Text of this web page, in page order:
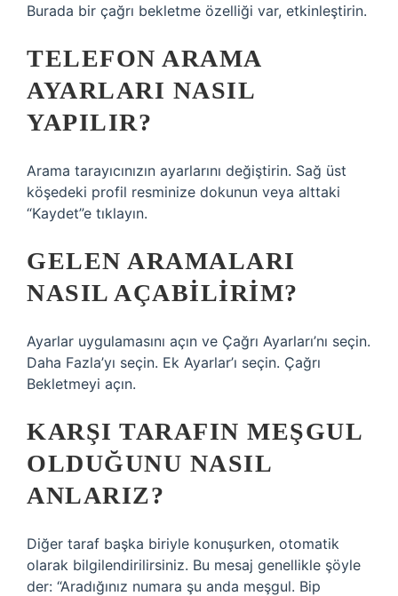
Burada bir çağrı bekletme özelliği var, etkinleştirin.
TELEFON ARAMA
AYARLARI NASIL
YAPILIR?
Arama tarayıcınızın ayarlarını değiştirin. Sağ üst
köşedeki profil resminize dokunun veya alttaki
“Kaydet”e tıklayın.
GELEN ARAMALARI
NASIL AÇABILIRIM?
Ayarlar uygulamasını açın ve Çağrı Ayarları’nı seçin.
Daha Fazla’yı seçin. Ek Ayarlar’ı seçin. Çağrı
Bekletmeyi açın.
KARŞI TARAFIN MEŞGUL
OLDUĞUNU NASIL
ANLARIZ?
Diğer taraf başka biriyle konuşurken, otomatik
olarak bilgilendirilirsiniz. Bu mesaj genellikle şöyle
der: “Aradığınız numara şu anda meşgul. Bip